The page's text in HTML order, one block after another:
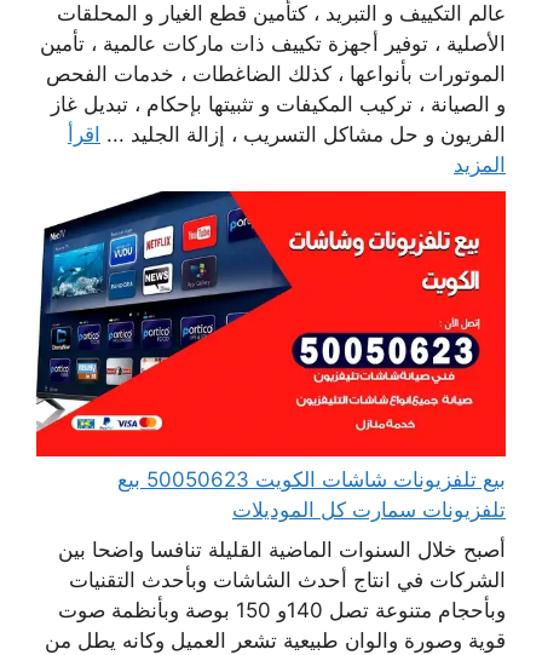
عالم التكييف و التبريد ، كتأمين قطع الغيار و المحلقات
الأصلية ، توفير أجهزة تكييف ذات ماركات عالمية ، تأمين
الموتورات بأنواعها ، كذلك الضاغطات ، خدمات الفحص
و الصيانة ، تركيب المكيفات و تثبيتها بإحكام ، تبديل غاز
الفريون و حل مشاكل التسريب ، إزالة الجليد ... اقرأ
المزيد
بيع تلفزيونات شاشات الكويت 50050623 بيع
تلفزيونات سمارت كل الموديلات
أصبح خلال السنوات الماضية القليلة تنافسا واضحا بين
الشركات في انتاج أحدث الشاشات وبأحدث التقنيات
وبأحجام متنوعة تصل 140و 150 بوصة وبأنظمة صوت
قوية وصورة والوان طبيعية تشعر العميل وكانه يطل من